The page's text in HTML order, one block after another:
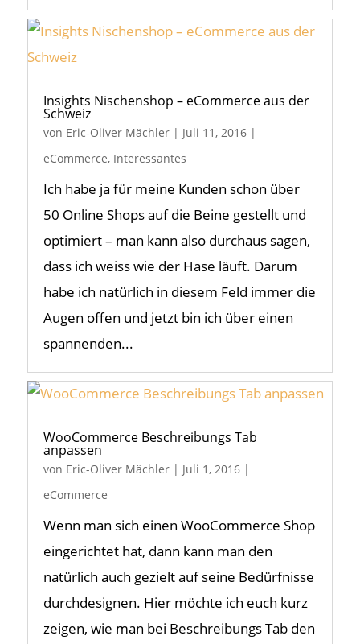
Insights Nischenshop – eCommerce aus der
Schweiz
von Eric-Oliver Mächler| Juli 11, 2016|
eCommerce, Interessantes
Ich habe ja für meine Kunden schon über
50 Online Shops auf die Beine gestellt und
optimiert – man kann also durchaus sagen,
dass ich weiss wie der Hase läuft. Darum
habe ich natürlich in diesem Feld immer die
Augen offen und jetzt bin ich über einen
spannenden...
WooCommerce Beschreibungs Tab
anpassen
von Eric-Oliver Mächler| Juli 1, 2016|
eCommerce
Wenn man sich einen WooCommerce Shop
eingerichtet hat, dann kann man den
natürlich auch gezielt auf seine Bedürfnisse
durchdesignen. Hier möchte ich euch kurz
zeigen, wie man bei Beschreibungs Tab den